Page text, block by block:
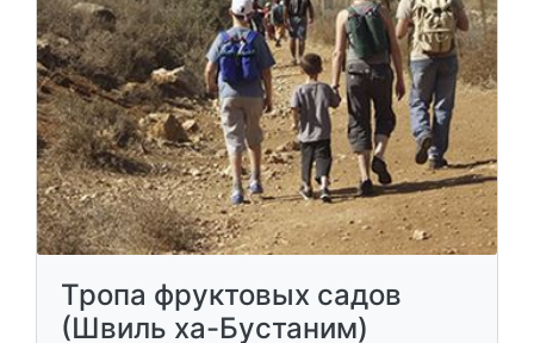
Тропа фруктовых садов
(Швиль ха-Бустаним)